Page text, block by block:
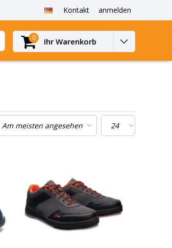
Kontakt anmelden
0 Ihr Warenkorb